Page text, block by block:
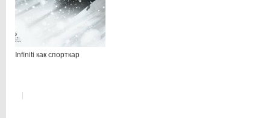
Infiniti как спорткар